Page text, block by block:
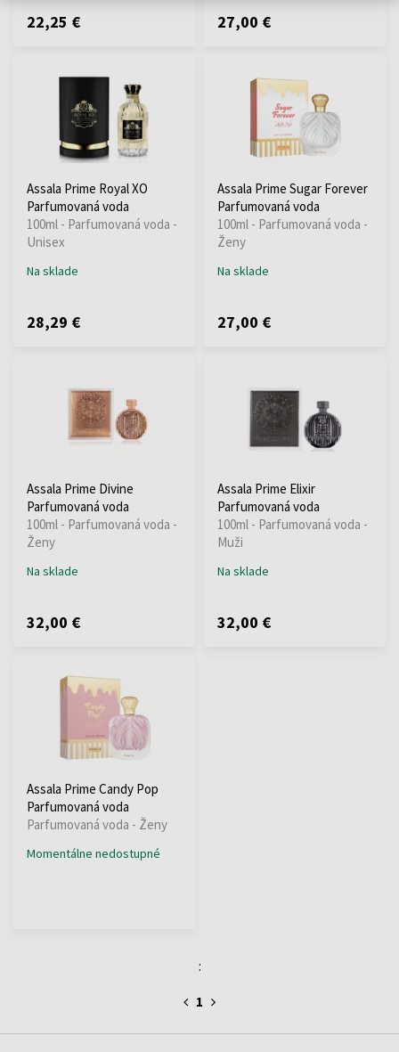
22,25 € 27,00 €
Assala Prime Royal XO
Parfumovaná voda
100ml - Parfumovaná voda -
Unisex
Na sklade
28,29 €
Assala Prime Sugar Forever
Parfumovaná voda
100ml - Parfumovaná voda -
Ženy
Na sklade
27,00 €
Assala Prime Divine
Parfumovaná voda
100ml - Parfumovaná voda -
Ženy
Na sklade
32,00 €
Assala Prime Elixir
Parfumovaná voda
100ml - Parfumovaná voda -
Muži
Na sklade
32,00 €
Assala Prime Candy Pop
Parfumovaná voda
Parfumovaná voda - Ženy
Momentálne nedostupné
:
1